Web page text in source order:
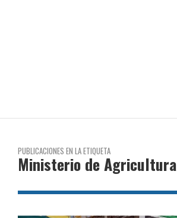
PUBLICACIONES EN LA ETIQUETA
Ministerio de Agricultura